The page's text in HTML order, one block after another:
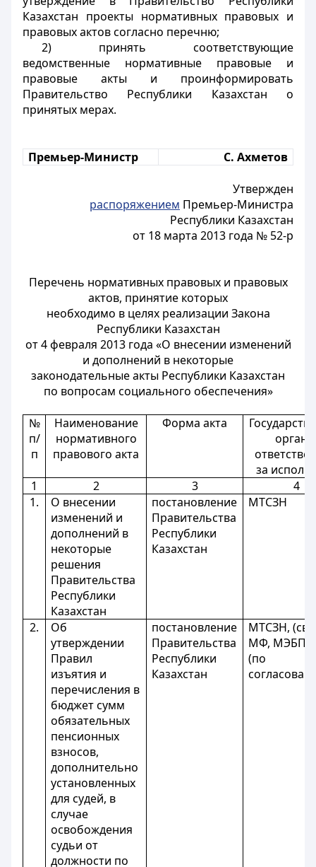
Казахстан проекты нормативных правовых и
правовых актов согласно перечню;
2) принять соответствующие
ведомственные нормативные правовые и
правовые акты и проинформировать
Правительство Республики Казахстан о
принятых мерах.
Премьер-Министр С. Ахметов
Утвержден
распоряжением Премьер-Министра
Республики Казахстан
от 18 марта 2013 года № 52-р
Перечень нормативных правовых и правовых
актов, принятие которых
необходимо в целях реализации Закона
Республики Казахстан
от 4 февраля 2013 года «О внесении изменений
и дополнений в некоторые
законодательные акты Республики Казахстан
по вопросам социального обеспечения»
№
п/
п
Наименование
нормативного
правового акта
Форма акта
за
1
2 3
4
1.
О внесении
изменений и
дополнений в
некоторые
решения
Правительства
Республики
Казахстан
постановление
Правительства
Республики
Казахстан
МТСЗН
2.
Об
утверждении
Правил
изъятия и
перечисления в
бюджет сумм
обязательных
пенсионных
взносов,
дополнительно
установленных
для судей, в
случае
освобождения
судьи от
должности по
постановление
Правительства
Республики
Казахстан
МТСЗН,
МФ, МЭБП,
(по